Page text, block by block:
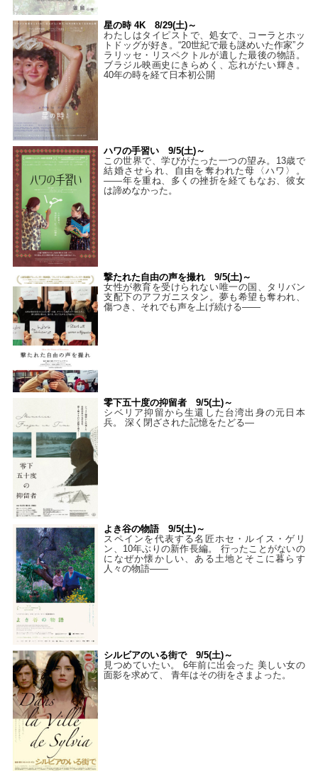
星の時 4K 8/29(土)～
わたしはタイピストで、処⼥で、コーラとホッ
トドッグが好き。“20世紀で最も謎めいた作家”ク
ラリッセ・リスペクトルが遺した最後の物語。
ブラジル映画史にきらめく、忘れがたい輝き。
40年の時を経て⽇本初公開
ハワの手習い 9/5(土)～
この世界で、学びがたった一つの望み。13歳で
結婚させられ、自由を奪われた母〈ハワ〉。
——年を重ね、多くの挫折を経てもなお、彼女
は諦めなかった。
撃たれた自由の声を撮れ 9/5(土)～
女性が教育を受けられない唯一の国、タリバン
支配下のアフガニスタン。夢も希望も奪われ、
傷つき、それでも声を上げ続ける——
零下五十度の抑留者 9/5(土)～
シベリア抑留から生還した台湾出身の元日本
兵。 深く閉ざされた記憶をたどる—
よき谷の物語 9/5(土)～
スペインを代表する名匠ホセ・ルイス・ゲリ
ン、10年ぶりの新作長編。 行ったことがないの
になぜか懐かしい、ある土地とそこに暮らす
人々の物語――
シルビアのいる街で 9/5(土)～
見つめていたい。 6年前に出会った 美しい女の
面影を求めて、 青年はその街をさまよった。